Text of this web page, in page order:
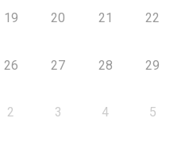
19 20 21 22
26 27 28 29
2 3 4 5